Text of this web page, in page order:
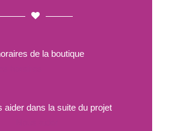
de la boutique
horaires
aider dans la suite du projet